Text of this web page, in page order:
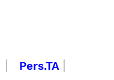
| Pers.TA |